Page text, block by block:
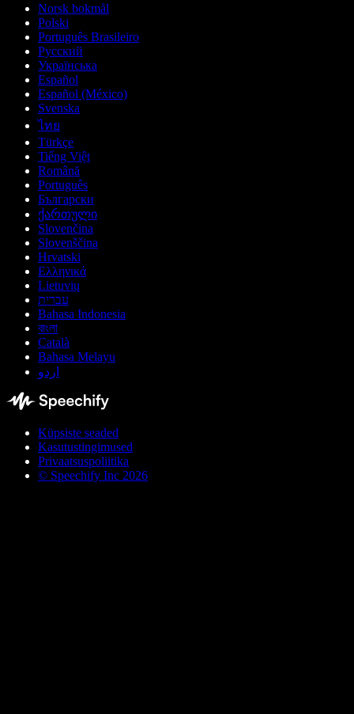
Norsk bokmål
Polski
Português Brasileiro
Русский
Українська
Español
Español (México)
Svenska
ไทย
Türkçe
Tiếng Việt
Română
Português
Български
ქართული
Slovenčina
Slovenščina
Hrvatski
Ελληνικά
Lietuvių
עברית
Bahasa Indonesia
বাংলা
Català
Bahasa Melayu
اردو
Küpsiste seaded
Kasutustingimused
Privaatsuspoliitika
© Speechify Inc 2026